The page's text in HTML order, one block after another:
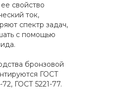
свойство
ток,
спектр задач,
с помощью
бронзовой
ГОСТ
ГОСТ 5221-77.